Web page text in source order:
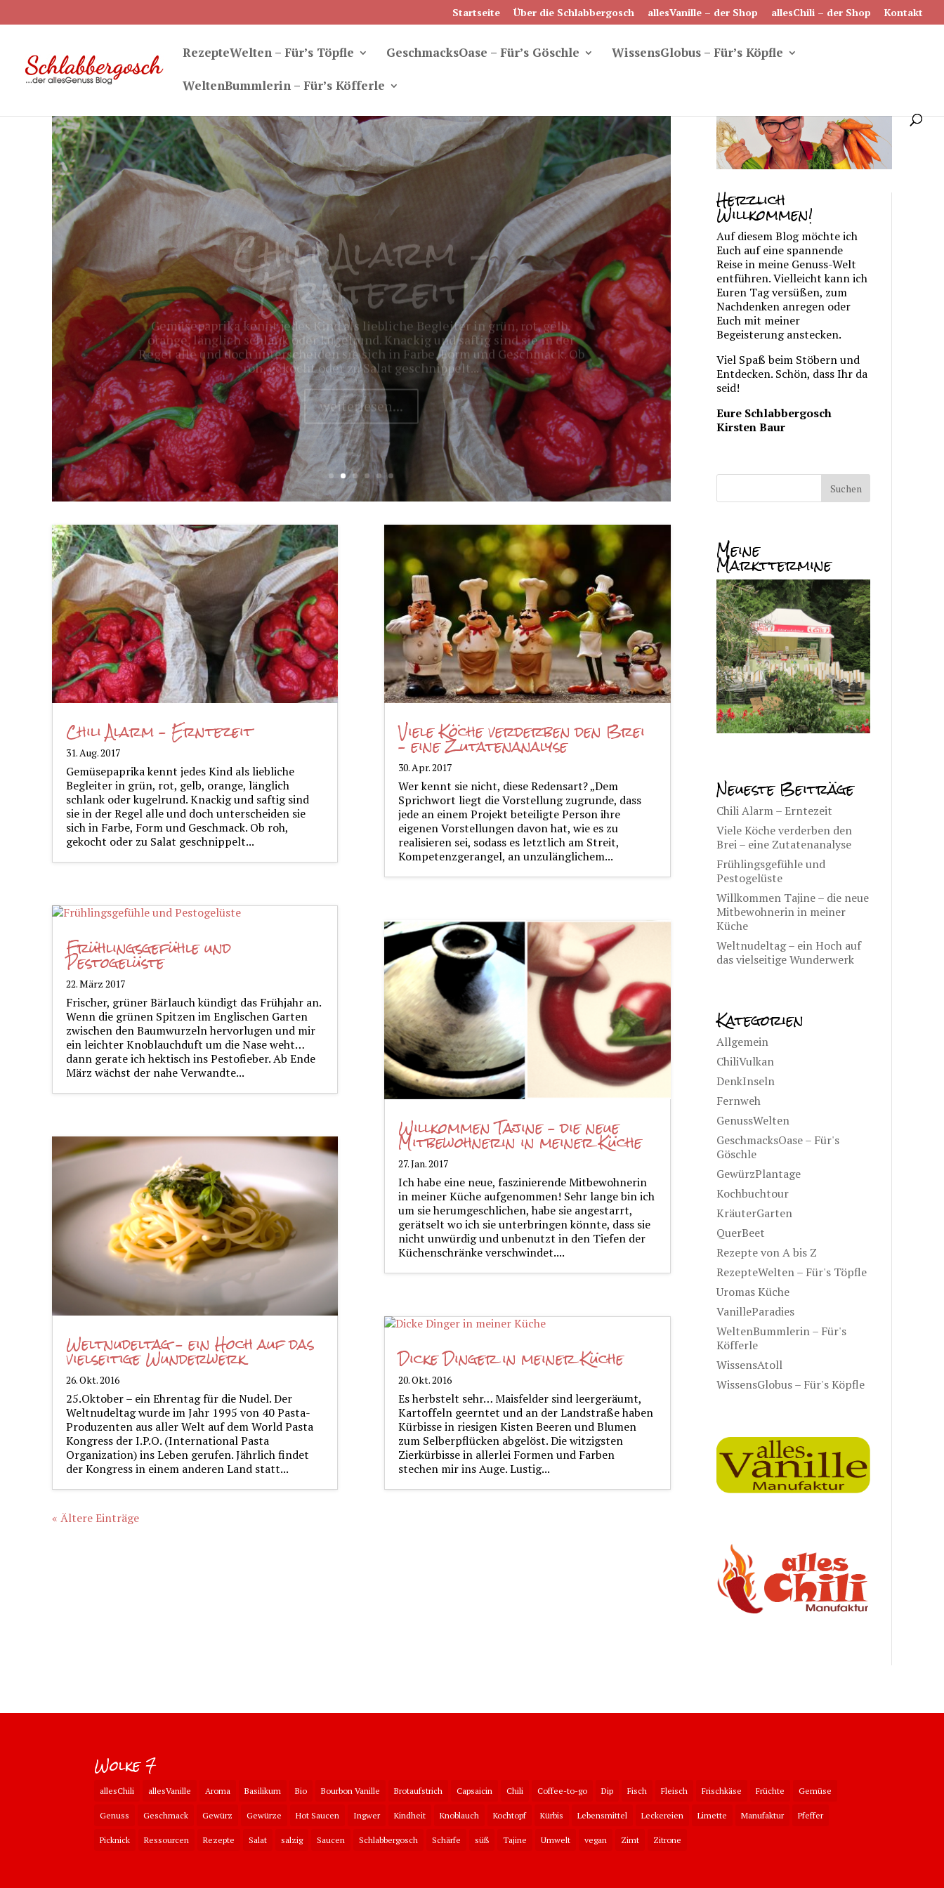
Startseite Über die Schlabbergosch allesVanille – der Shop allesChili – der Shop Kontakt
RezepteWelten – Für’s Töpfle GeschmacksOase – Für’s Göschle WissensGlobus – Für’s Köpfle
WeltenBummlerin – Für’s Köfferle
Chili Alarm –
Erntezeit
Gemüsepaprika kennt jedes Kind als liebliche Begleiter in grün, rot, gelb,
orange, länglich schlank oder kugelrund. Knackig und saftig sind sie in der
Regel alle und doch unterscheiden sie sich in Farbe, Form und Geschmack. Ob
roh, gekocht oder zu Salat geschnippelt...
weiterlesen...
Chili Alarm – Erntezeit
31. Aug. 2017
Gemüsepaprika kennt jedes Kind als liebliche
Begleiter in grün, rot, gelb, orange, länglich
schlank oder kugelrund. Knackig und saftig sind
sie in der Regel alle und doch unterscheiden sie
sich in Farbe, Form und Geschmack. Ob roh,
gekocht oder zu Salat geschnippelt...
Frühlingsgefühle und
Pestogelüste
22. März 2017
Frischer, grüner Bärlauch kündigt das Frühjahr an.
Wenn die grünen Spitzen im Englischen Garten
zwischen den Baumwurzeln hervorlugen und mir
ein leichter Knoblauchduft um die Nase weht…
dann gerate ich hektisch ins Pestofieber. Ab Ende
März wächst der nahe Verwandte...
Weltnudeltag – ein Hoch auf das
vielseitige Wunderwerk
26. Okt. 2016
25.Oktober – ein Ehrentag für die Nudel. Der
Weltnudeltag wurde im Jahr 1995 von 40 Pasta-
Produzenten aus aller Welt auf dem World Pasta
Kongress der I.P.O. (International Pasta
Organization) ins Leben gerufen. Jährlich findet
der Kongress in einem anderen Land statt...
Viele Köche verderben den Brei
– eine Zutatenanalyse
30. Apr. 2017
Wer kennt sie nicht, diese Redensart? „Dem
Sprichwort liegt die Vorstellung zugrunde, dass
jede an einem Projekt beteiligte Person ihre
eigenen Vorstellungen davon hat, wie es zu
realisieren sei, sodass es letztlich am Streit,
Kompetenzgerangel, an unzulänglichem...
Willkommen Tajine – die neue
Mitbewohnerin in meiner Küche
27. Jan. 2017
Ich habe eine neue, faszinierende Mitbewohnerin
in meiner Küche aufgenommen! Sehr lange bin ich
um sie herumgeschlichen, habe sie angestarrt,
gerätselt wo ich sie unterbringen könnte, dass sie
nicht unwürdig und unbenutzt in den Tiefen der
Küchenschränke verschwindet....
Dicke Dinger in meiner Küche
20. Okt. 2016
Es herbstelt sehr… Maisfelder sind leergeräumt,
Kartoffeln geerntet und an der Landstraße haben
Kürbisse in riesigen Kisten Beeren und Blumen
zum Selberpflücken abgelöst. Die witzigsten
Zierkürbisse in allerlei Formen und Farben
stechen mir ins Auge. Lustig...
« Ältere Einträge
Herzlich
Willkommen!
Auf diesem Blog möchte ich
Euch auf eine spannende
Reise in meine Genuss-Welt
entführen. Vielleicht kann ich
Euren Tag versüßen, zum
Nachdenken anregen oder
Euch mit meiner
Begeisterung anstecken.
Viel Spaß beim Stöbern und
Entdecken. Schön, dass Ihr da
seid!
Eure Schlabbergosch
Kirsten Baur
Meine
Markttermine
Neueste Beiträge
Chili Alarm – Erntezeit
Viele Köche verderben den
Brei – eine Zutatenanalyse
Frühlingsgefühle und
Pestogelüste
Willkommen Tajine – die neue
Mitbewohnerin in meiner
Küche
Weltnudeltag – ein Hoch auf
das vielseitige Wunderwerk
Kategorien
Allgemein
ChiliVulkan
DenkInseln
Fernweh
GenussWelten
GeschmacksOase – Für's
Göschle
GewürzPlantage
Kochbuchtour
KräuterGarten
QuerBeet
Rezepte von A bis Z
RezepteWelten – Für's Töpfle
Uromas Küche
VanilleParadies
WeltenBummlerin – Für's
Köfferle
WissensAtoll
WissensGlobus – Für's Köpfle
Wolke 7
allesChili allesVanille Aroma Basilikum Bio Bourbon Vanille Brotaufstrich Capsaicin Chili Coffee-to-go Dip Fisch Fleisch Frischkäse Früchte Gemüse
Genuss Geschmack Gewürz Gewürze Hot Saucen Ingwer Kindheit Knoblauch Kochtopf Kürbis Lebensmittel Leckereien Limette Manufaktur Pfeffer
Picknick Ressourcen Rezepte Salat salzig Saucen Schlabbergosch Schärfe süß Tajine Umwelt vegan Zimt Zitrone